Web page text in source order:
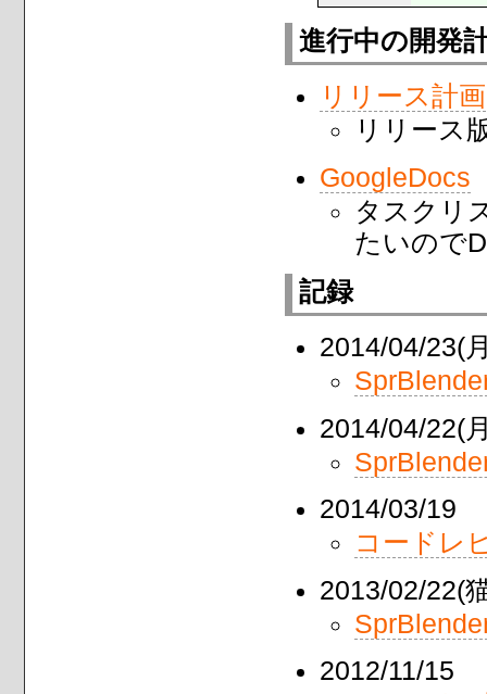
進行中の開発
リリース計画
リリース
GoogleDocs
タスクリ
たいので
記録
2014/04/23(
2014/04/22(
2014/03/19
コードレ
2013/02/22(
2012/11/15